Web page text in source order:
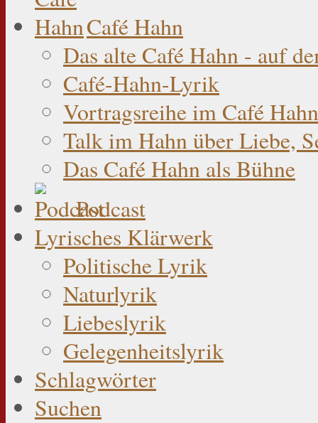
Café Hahn
Das alte Café Hahn - auf
Café-Hahn-Lyrik
Vortragsreihe im Café
Talk im Hahn über Liebe,
Das Café Hahn als Bühne
Podcast
Lyrisches Klärwerk
Politische Lyrik
Naturlyrik
Liebeslyrik
Gelegenheitslyrik
Schlagwörter
Suchen